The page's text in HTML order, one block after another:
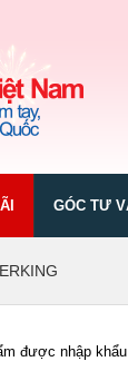
GÓC TƯ
được nhập